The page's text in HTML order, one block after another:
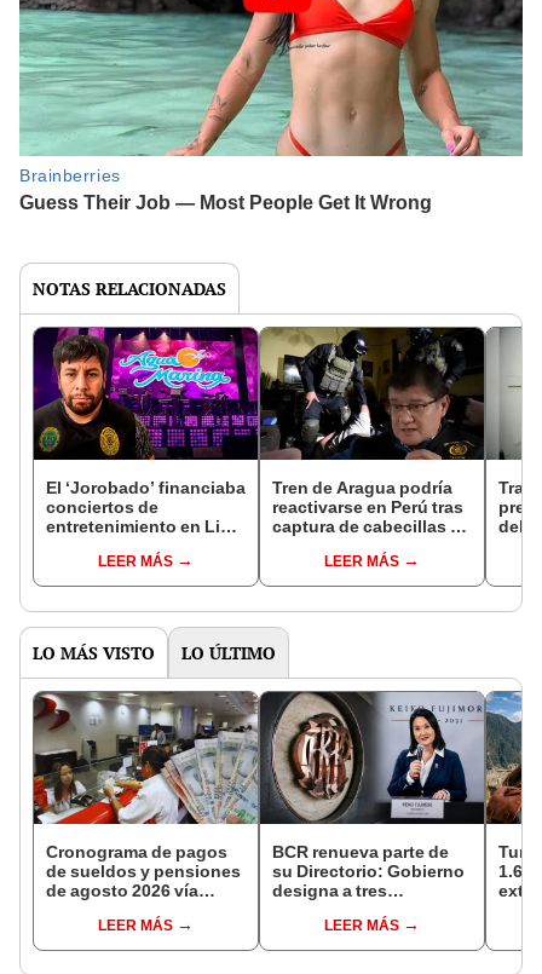
NOTAS RELACIONADAS
El ‘Jorobado’ financiaba
conciertos de
entretenimiento en Lima
lavaban millones de
soles provenientes de la
LEER MÁS
Tren de Aragua podría
reactivarse en Perú tras
captura de cabecillas en
especializado en crimen
organizado
LEER MÁS
del
LO MÁS VISTO LO ÚLTIMO
Cronograma de pagos
de sueldos y pensiones
de agosto 2026 vía
conoce las fechas de
depósito
LEER MÁS
BCR renueva parte de
su Directorio: Gobierno
designa a tres
EjecutivoLEER MÁS
1.62